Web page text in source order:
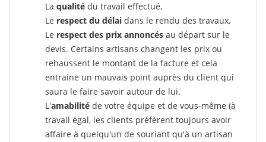
La qualité du travail effectué,
Le respect du délai dans le rendu des travaux,
Le respect des prix annoncés au départ sur le
devis. Certains artisans changent les prix ou
rehaussent le montant de la facture et cela
entraine un mauvais point auprès du client qui
saura le faire savoir autour de lui.
L'amabilité de votre équipe et de vous-même (à
travail égal, les clients préfèrent toujours avoir
affaire à quelqu'un de souriant qu'à un artisan